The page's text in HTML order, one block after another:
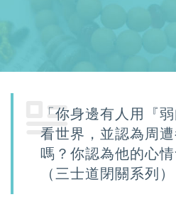
「你身邊有人用『
看世界，並認為周
嗎？你認為他的心情
（三士道閉關系列）